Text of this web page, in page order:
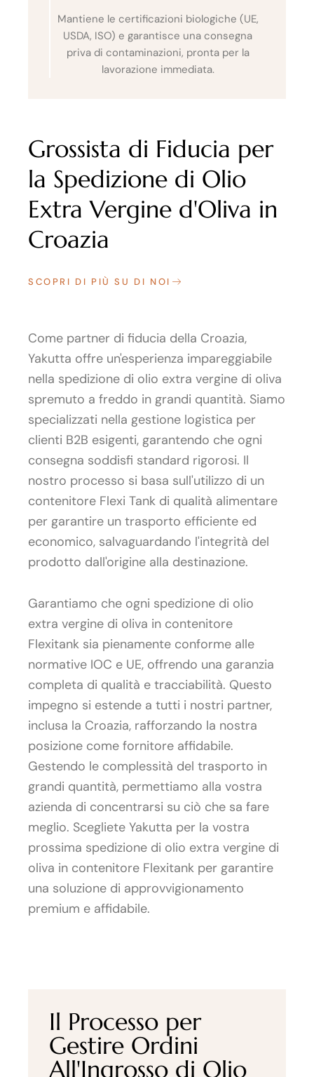
Mantiene le certificazioni biologiche (UE,
USDA, ISO) e garantisce una consegna
priva di contaminazioni, pronta per la
lavorazione immediata.
Grossista di Fiducia per
la Spedizione di Olio
Extra Vergine d'Oliva in
Croazia
SCOPRI DI PIÙ SU DI NOI
Come partner di fiducia della Croazia,
Yakutta offre un'esperienza impareggiabile
nella spedizione di olio extra vergine di oliva
spremuto a freddo in grandi quantità. Siamo
specializzati nella gestione logistica per
clienti B2B esigenti, garantendo che ogni
consegna soddisfi standard rigorosi. Il
nostro processo si basa sull'utilizzo di un
contenitore Flexi Tank di qualità alimentare
per garantire un trasporto efficiente ed
economico, salvaguardando l'integrità del
prodotto dall'origine alla destinazione.
Garantiamo che ogni spedizione di olio
extra vergine di oliva in contenitore
Flexitank sia pienamente conforme alle
normative IOC e UE, offrendo una garanzia
completa di qualità e tracciabilità. Questo
impegno si estende a tutti i nostri partner,
inclusa la Croazia, rafforzando la nostra
posizione come fornitore affidabile.
Gestendo le complessità del trasporto in
grandi quantità, permettiamo alla vostra
azienda di concentrarsi su ciò che sa fare
meglio. Scegliete Yakutta per la vostra
prossima spedizione di olio extra vergine di
oliva in contenitore Flexitank per garantire
una soluzione di approvvigionamento
premium e affidabile.
Il Processo per
Gestire Ordini
All'Ingrosso di Olio